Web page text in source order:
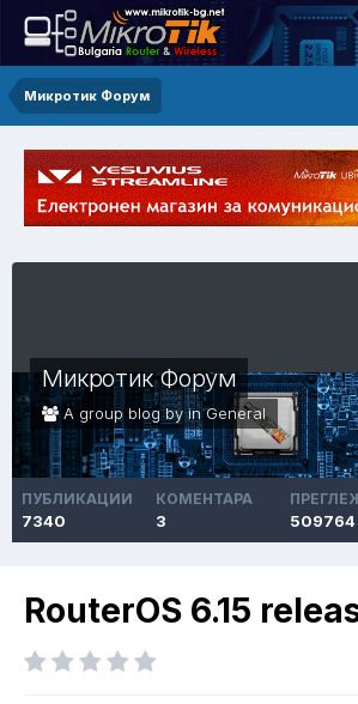
Микротик Форум
Микротик Форум
A group blog by inGeneral
ПУБЛИКАЦИИ
7340
КОМЕНТАРА
3 509764
RouterOS 6.15